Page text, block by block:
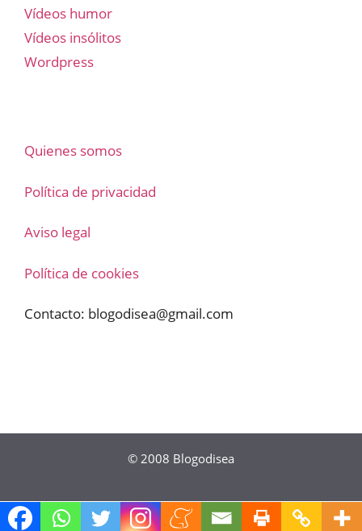
Vídeos humor
Vídeos insólitos
Wordpress
Quienes somos
Política de privacidad
Aviso legal
Política de cookies
Contacto: blogodisea@gmail.com
© 2008 Blogodisea